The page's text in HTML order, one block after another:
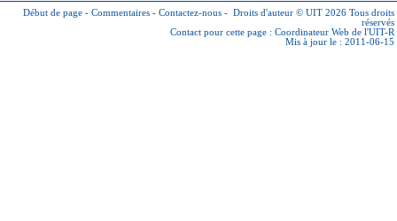
Début de page - Commentaires - Contactez-nous - Droits d'auteur © UIT 2026 Tous droits
réservés
Contact pour cette page : Coordinateur Web de l'UIT-R
Mis à jour le : 2011-06-15